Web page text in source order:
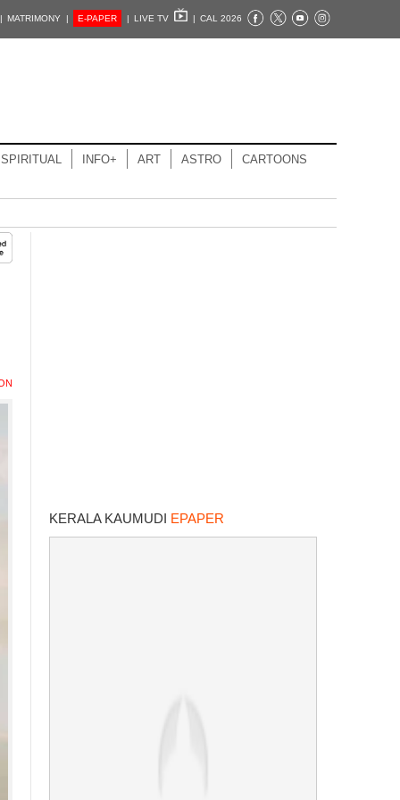
MATRIMONY | E-PAPER | LIVE TV | CAL 2026
SPIRITUAL INFO+ ART ASTRO CARTOONS
KERALA KAUMUDI EPAPER